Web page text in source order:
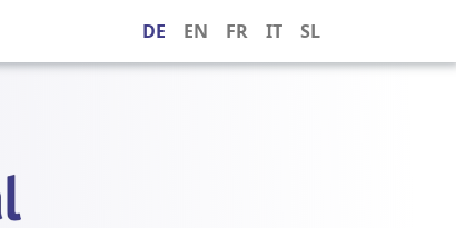
DE EN FR IT SL